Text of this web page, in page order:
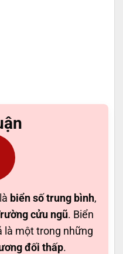
biển số trung bình,
cửu ngũ. Biển
là một trong những
đối thấp.